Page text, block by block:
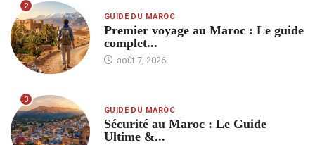
2
GUIDE DU MAROC
Premier voyage au Maroc : Le guide
complet...
août 7, 2026
3
GUIDE DU MAROC
Sécurité au Maroc : Le Guide
Ultime &...